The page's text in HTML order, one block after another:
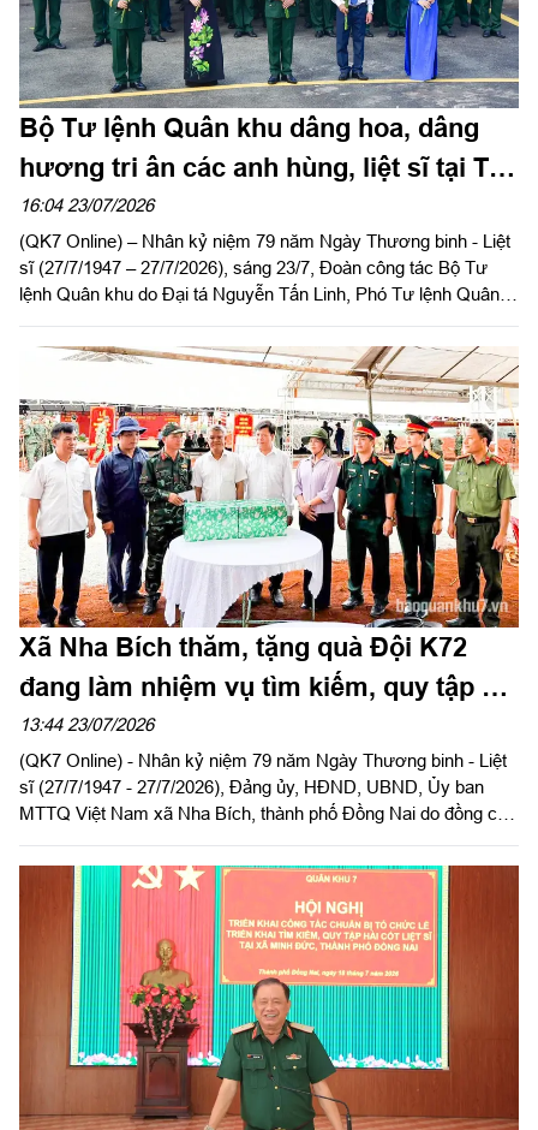
Bộ Tư lệnh Quân khu dâng hoa, dâng
hương tri ân các anh hùng, liệt sĩ tại TP
Đồng Nai
16:04 23/07/2026
(QK7 Online) – Nhân kỷ niệm 79 năm Ngày Thương binh - Liệt
sĩ (27/7/1947 – 27/7/2026), sáng 23/7, Đoàn công tác Bộ Tư
lệnh Quân khu do Đại tá Nguyễn Tấn Linh, Phó Tư lệnh Quân
dâng hoa, dâng hương tưởng niệm các anh hùng, liệt sĩ tại
Nghĩa trang Liệt sĩ TP Đồng Nai, Di tích Trung ương Cục miền
Nam (Chiến khu D) và Đền thờ liệt sĩ miền Đông Nam bộ.
Xã Nha Bích thăm, tặng quà Đội K72
đang làm nhiệm vụ tìm kiếm, quy tập hài
cốt liệt sĩ
13:44 23/07/2026
(QK7 Online) - Nhân kỷ niệm 79 năm Ngày Thương binh - Liệt
sĩ (27/7/1947 - 27/7/2026), Đảng ủy, HĐND, UBND, Ủy ban
MTTQ Việt Nam xã Nha Bích, thành phố Đồng Nai do đồng chí
viếng, dâng hương tưởng niệm các anh hùng liệt sĩ và thăm,
động viên cán bộ, chiến sĩ Đội K72 đang thực hiện nhiệm vụ tìm
kiếm, quy tập hài cốt liệt sĩ (HCLS) tại xã Minh Đức.